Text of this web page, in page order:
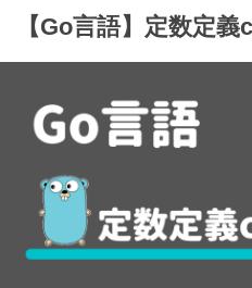
【Go言語】定数定